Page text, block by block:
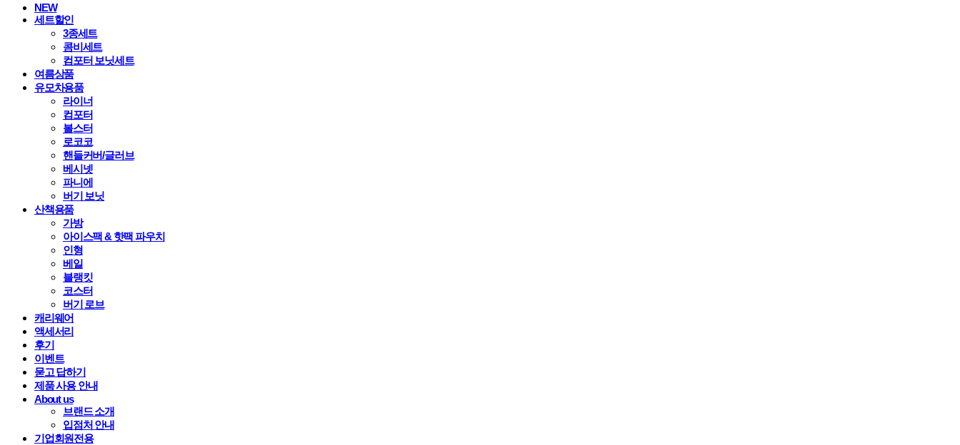
NEW
세트할인
3종세트
콤비세트
컴포터 보닛세트
여름상품
유모차용품
라이너
컴포터
볼스터
로코코
핸들커버/글러브
베시넷
파니에
버기 보닛
산책용품
가방
아이스팩 & 핫팩 파우치
인형
베일
블랭킷
코스터
버기 로브
캐리웨어
액세서리
후기
이벤트
묻고 답하기
제품 사용 안내
About us
브랜드 소개
입점처 안내
기업회원전용